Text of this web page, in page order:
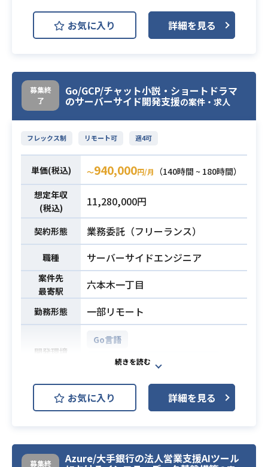
大手銀行における法人営業支援用AI
ツール構築にあたり、Azure上のアプ
インフラ・バックエンド・フロント
エンド開発とフルスタックに他メン
バーと連携をとりながら幅広くご担
当いただきます。
・クライアントおよびPMとの仕様調
整・進捗報告・課題解決の推進
・Azure環境上で稼働するWebアプ
リの設計・開発（要件定義〜テス
・バックエンド・フロントエンド・
インフラにわたる実装および技術判
断
・開発進捗管理・ドキュメント作成
必須スキル
■クライアントコミュニケーション
・顧客折衝、要件定義経験（3年以
上）
■バックエンド（重視）
・PythonによるWeb API・バッチ設
・REST APIの設計・実装経験（3年
以上）
お気に入り 詳細を見る
募集終
了
Go/GCP/チャット小説・ショートドラマ
のサーバーサイド開発支援の案件・求人
フレックス制 リモート可 週4可
単価(税込) 〜940,000円/月
（140時間 ~ 180時間）
想定年収
(税込)
11,280,000円
契約形態 業務委託（フリーランス）
職種 サーバーサイドエンジニア
案件先
最寄駅
六本木一丁目
勤務形態 一部リモート
開発環境
Go言語
GCP (Google Cloud Platform)
サーバサイドエンジニアは月間ユー
ザ100万人を超えるプラットフォーム
で安定稼働させつつ、
お気に入り 詳細を見る
募集終 Azure/大手銀行の法人営業支援AIツール